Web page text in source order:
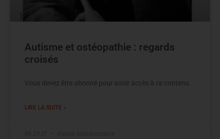
Autisme et ostéopathie : regards
croisés
Vous devez être abonné pour avoir accès à ce contenu.
LIRE LA SUITE »